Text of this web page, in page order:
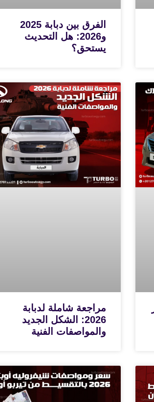
الفرق بين دبابة 2025
و2026: هل التحديث
يستحق؟
مراجعة شاملة لدبابة
2026: الشكل الجديد
والمواصفات الفنية